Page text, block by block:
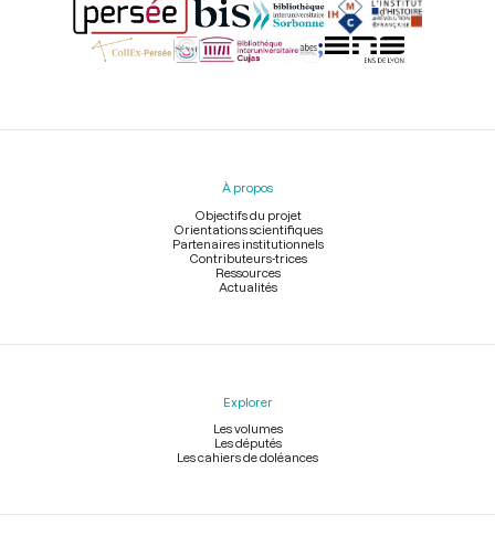
Menu
À propos
Objectifs du projet
Orientations scientifiques
Partenaires institutionnels
Contributeurs-trices
Ressources
Actualités
Explorer
Les volumes
Les députés
Les cahiers de doléances